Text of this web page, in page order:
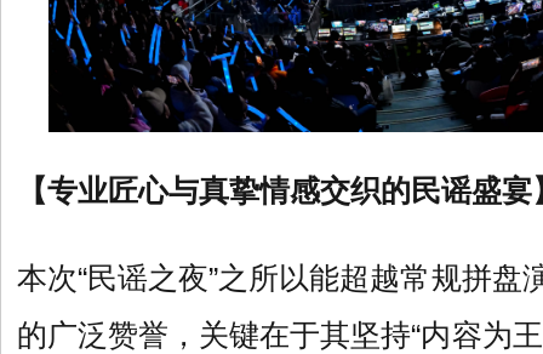
【专业匠心与真挚情感交织的民谣盛宴
本次“民谣之夜”之所以能超越常规拼盘
的广泛赞誉，关键在于其坚持“内容为